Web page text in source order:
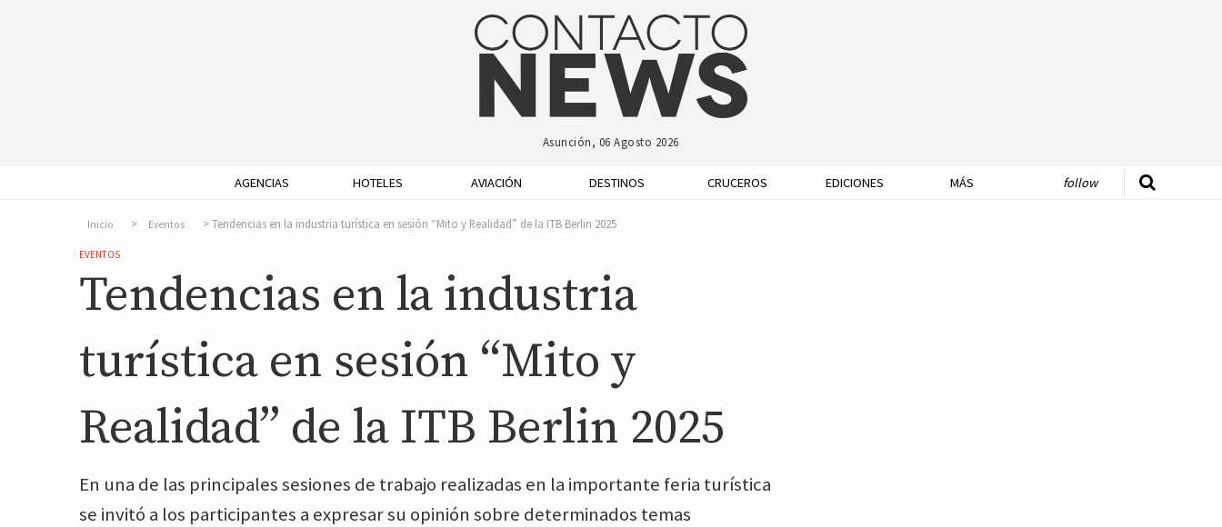
Asunción, 06 Agosto 2026
AGENCIAS HOTELES AVIACIÓN DESTINOS CRUCEROS EDICIONES MÁS follow
Inicio Eventos Tendencias en la industria turística en sesión “Mito y Realidad” de la ITB Berlin 2025
EVENTOS
Tendencias en la industria
turística en sesión “Mito y
Realidad” de la ITB Berlin 2025
En una de las principales sesiones de trabajo realizadas en la importante feria turística
se invitó a los participantes a expresar su opinión sobre determinados temas